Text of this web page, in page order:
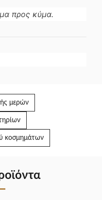
προς κύμα.
μερών
κοσμημάτων